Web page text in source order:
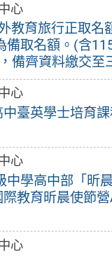
心
教育旅行正取名
備取名額。(含
備齊資料繳交至
心
臺英學士培育
心
中學高中部「昕
教育昕晨使節營
心